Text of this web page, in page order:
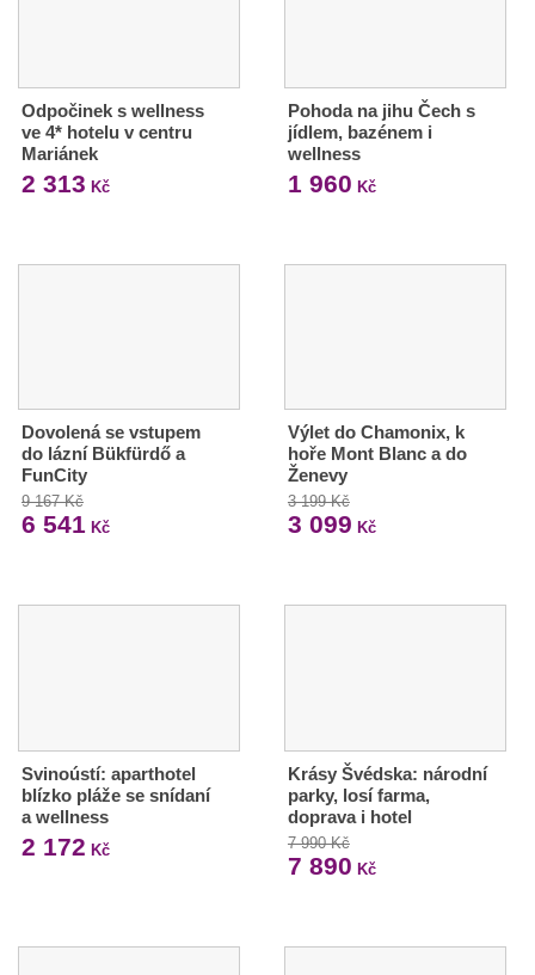
Odpočinek s wellness
ve 4* hotelu v centru
Mariánek
2 313 Kč
Pohoda na jihu Čech s
jídlem, bazénem i
wellness
1 960 Kč
Dovolená se vstupem
do lázní Bükfürdő a
FunCity
9 167 Kč
6 541 Kč
Výlet do Chamonix, k
hoře Mont Blanc a do
Ženevy
3 199 Kč
3 099 Kč
Svinoústí: aparthotel
blízko pláže se snídaní
a wellness
2 172 Kč
Krásy Švédska: národní
parky, losí farma,
doprava i hotel
7 990 Kč
7 890 Kč